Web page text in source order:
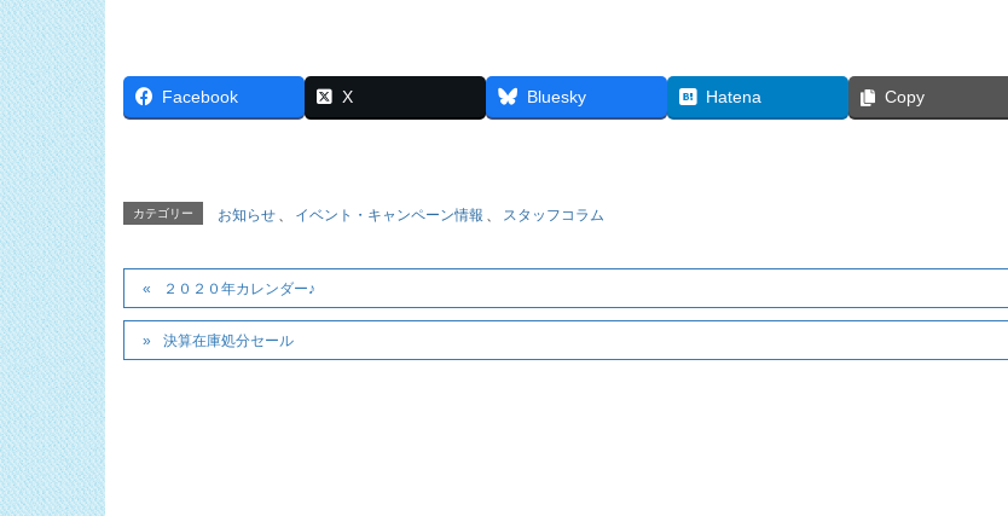
Facebook X Bluesky Hatena Copy
カテゴリー お知らせ イベント・キャンペーン情報 スタッフコラム
２０２０年カレンダー♪
決算在庫処分セール